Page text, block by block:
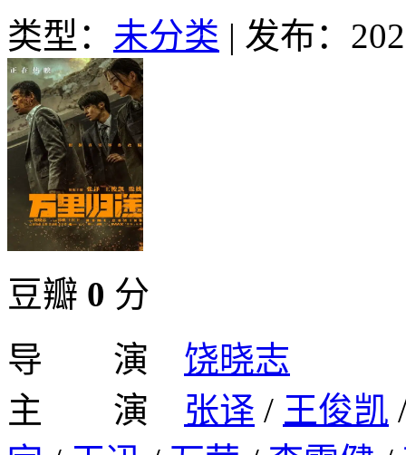
类型： 未分类 | 发布：
豆瓣 0 分
导 演 饶晓志
主 演 张译 / 王俊凯